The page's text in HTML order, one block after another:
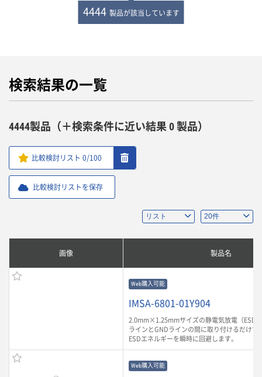
4444 製品が該当しています
検索結果の一覧
4444製品（＋検索条件に近い結果 0 製品）
比較検討リスト 0/100
比較検討リストを保存
画像 製品名
Web購入可能
IMSA-6801-01Y904
2.0mm×1.25mmサイズの静電気放電（ESD
ラインとGNDラインの間に取り付けるだけで
ESDエネルギーを瞬時に回避します。
Web購入可能